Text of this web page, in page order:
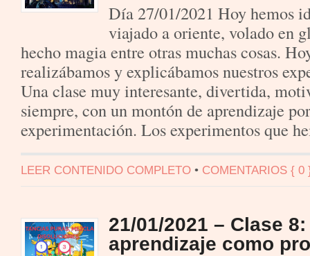
Día 27/01/2021 Hoy hemos
viajado a oriente, volado en
hecho magia entre otras muchas cosas.
realizábamos y explicábamos nuestros
Una clase muy interesante, divertida,
siempre, con un montón de aprendizaje
experimentación. Los experimentos que
LEER CONTENIDO COMPLETO • COMENTARIOS { 0
21/01/2021 – Clase
aprendizaje como